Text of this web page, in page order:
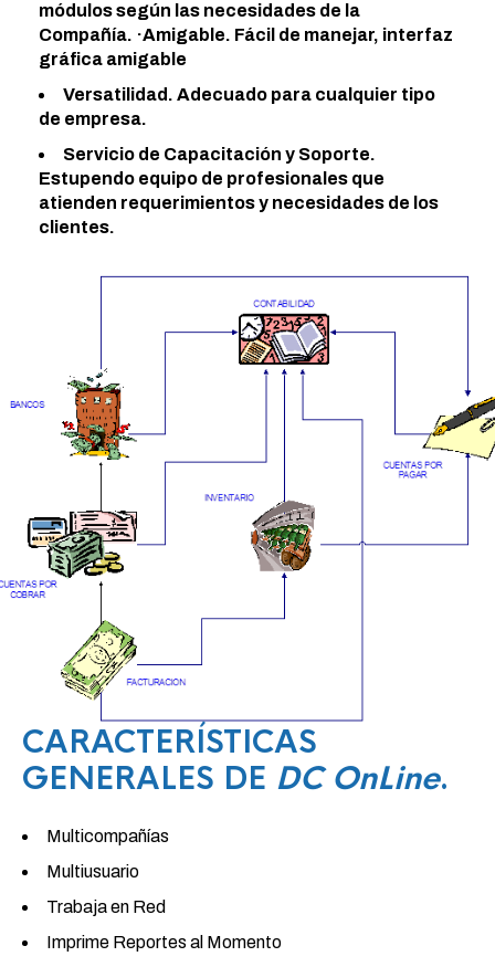
módulos según las necesidades de la
Compañía. ·Amigable. Fácil de manejar, interfaz
gráfica amigable
Versatilidad. Adecuado para cualquier tipo
de empresa.
Servicio de Capacitación y Soporte.
Estupendo equipo de profesionales que
atienden requerimientos y necesidades de los
clientes.
CARACTERÍSTICAS
GENERALES DE DC OnLine.
Multicompañías
Multiusuario
Trabaja en Red
Imprime Reportes al Momento